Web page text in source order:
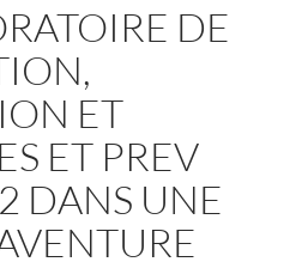
DE
ET
ET PREV
DANS UNE